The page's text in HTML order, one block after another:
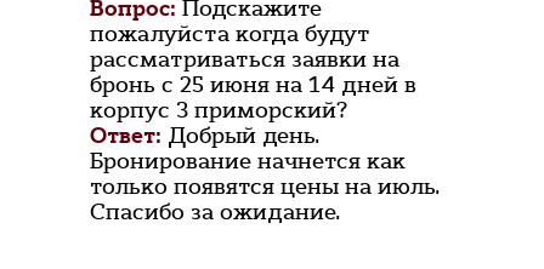
Вопрос: Подскажите
пожалуйста когда будут
рассматриваться заявки на
бронь с 25 июня на 14 дней в
корпус 3 приморский?
Ответ: Добрый день.
Бронирование начнется как
только появятся цены на июль.
Спасибо за ожидание.